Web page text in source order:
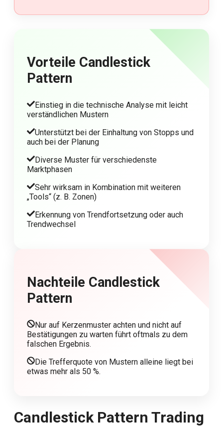
Vorteile Candlestick
Pattern
Einstieg in die technische Analyse mit leicht
verständlichen Mustern
Unterstützt bei der Einhaltung von Stopps und
auch bei der Planung
Diverse Muster für verschiedenste
Marktphasen
Sehr wirksam in Kombination mit weiteren
„Tools“ (z. B. Zonen)
Erkennung von Trendfortsetzung oder auch
Trendwechsel
Nachteile Candlestick
Pattern
Nur auf Kerzenmuster achten und nicht auf
Bestätigungen zu warten führt oftmals zu dem
falschen Ergebnis.
Die Trefferquote von Mustern alleine liegt bei
etwas mehr als 50 %.
Candlestick Pattern Trading